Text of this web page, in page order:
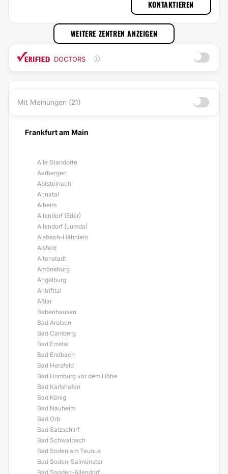
KONTAKTIEREN
WEITERE ZENTREN ANZEIGEN
DOCTORS
Mit Meinungen (21)
Frankfurt am Main
Alle Standorte
Aarbergen
Abtsteinach
Ahnatal
Alheim
Allendorf (Eder)
Allendorf (Lumda)
Alsbach-Hähnlein
Alsfeld
Altenstadt
Amöneburg
Angelburg
Antrifttal
Aßlar
Babenhausen
Bad Arolsen
Bad Camberg
Bad Emstal
Bad Endbach
Bad Hersfeld
Bad Homburg vor dem Höhe
Bad Karlshafen
Bad König
Bad Nauheim
Bad Orb
Bad Salzschlirf
Bad Schwalbach
Bad Soden am Taunus
Bad Soden-Salmünster
Bad Sooden-Allendorf